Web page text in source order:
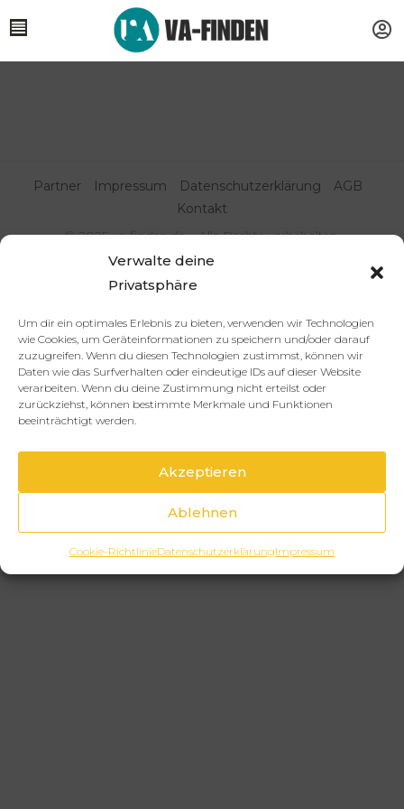
Verwalte deine
Privatsphäre
Um dir ein optimales Erlebnis zu bieten, verwenden wir Technologien
wie Cookies, um Geräteinformationen zu speichern und/oder darauf
zuzugreifen. Wenn du diesen Technologien zustimmst, können wir
Daten wie das Surfverhalten oder eindeutige IDs auf dieser Website
verarbeiten. Wenn du deine Zustimmung nicht erteilst oder
zurückziehst, können bestimmte Merkmale und Funktionen
beeinträchtigt werden.
Akzeptieren
Ablehnen
Cookie-RichtlinieDatenschutzerklärungImpressum
© 2025 va-finden.de – Alle Rechte vorbehalten.
Partner Impressum Datenschutzerklärung
AGB
Kontakt
Virtuelle Assistenz & Freelancer
finden | VA Expert:innenportal